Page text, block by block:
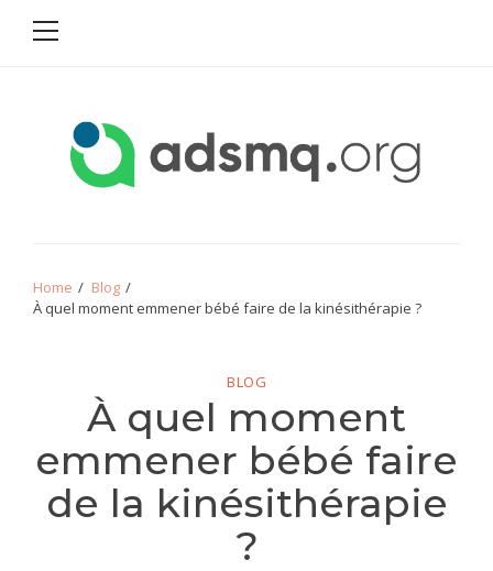
Home
Blog
À quel moment emmener bébé faire de la kinésithérapie ?
BLOG
À quel moment
emmener bébé faire
de la kinésithérapie
?